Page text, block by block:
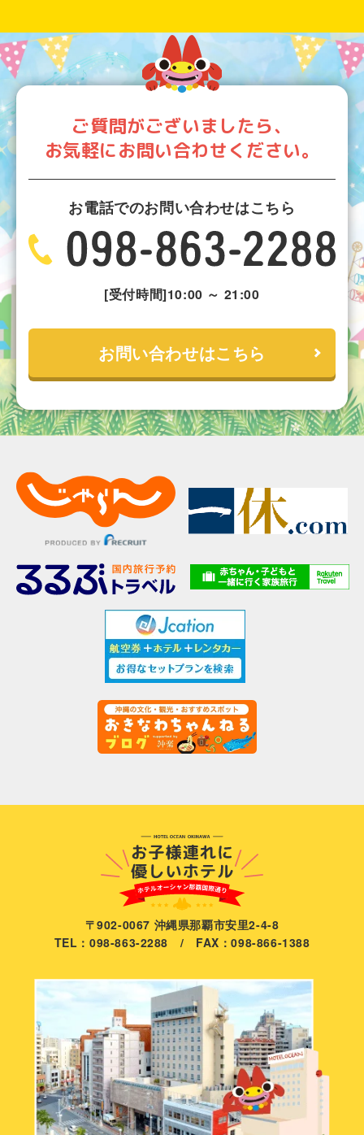
ご質問がございましたら、
お気軽にお問い合わせください。
お電話でのお問い合わせはこちら
[受付時間]10:00 ～ 21:00
お問い合わせはこちら
〒902-0067 沖縄県那覇市安里2-4-8
TEL：098-863-2288 / FAX：098-866-1388